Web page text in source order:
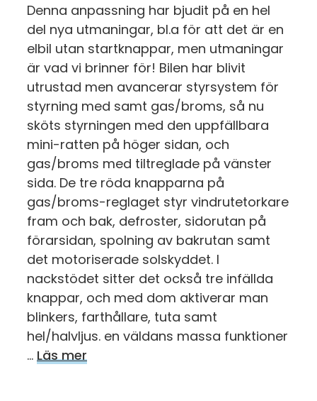
Denna anpassning har bjudit på en hel
del nya utmaningar, bl.a för att det är en
elbil utan startknappar, men utmaningar
är vad vi brinner för! Bilen har blivit
utrustad men avancerar styrsystem för
styrning med samt gas/broms, så nu
sköts styrningen med den uppfällbara
mini-ratten på höger sidan, och
gas/broms med tiltreglade på vänster
sida. De tre röda knapparna på
gas/broms-reglaget styr vindrutetorkare
fram och bak, defroster, sidorutan på
förarsidan, spolning av bakrutan samt
det motoriserade solskyddet. I
nackstödet sitter det också tre infällda
knappar, och med dom aktiverar man
blinkers, farthållare, tuta samt
hel/halvljus. en väldans massa funktioner
… Läs mer